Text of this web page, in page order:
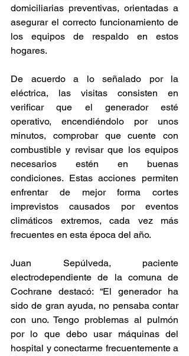
domiciliarias preventivas, orientadas a
asegurar el correcto funcionamiento de
los equipos de respaldo en estos
hogares.
De acuerdo a lo señalado por la
eléctrica, las visitas consisten en
verificar que el generador esté
operativo, encendiéndolo por unos
minutos, comprobar que cuente con
combustible y revisar que los equipos
necesarios estén en buenas
condiciones. Estas acciones permiten
enfrentar de mejor forma cortes
imprevistos causados por eventos
climáticos extremos, cada vez más
frecuentes en esta época del año.
Juan Sepúlveda, paciente
electrodependiente de la comuna de
Cochrane destacó: “El generador ha
sido de gran ayuda, no pensaba contar
con uno. Tengo problemas al pulmón
por lo que debo usar máquinas del
hospital y conectarme frecuentemente a